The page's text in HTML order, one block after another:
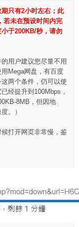
只有2小时左右；此
若未在预设时间内完
于200KB/秒，请勿
用户建议您尽量不用
Mega网盘，有百度
两个条件，仍可以使
经提升到100Mbps，
8MB，但因地
。）
打开网页非常慢，鉴